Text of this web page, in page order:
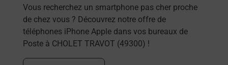
Vous recherchez un smartphone pas cher proche
de chez vous ? Découvrez notre offre de
téléphones iPhone Apple dans vos bureaux de
Poste à CHOLET TRAVOT (49300) !